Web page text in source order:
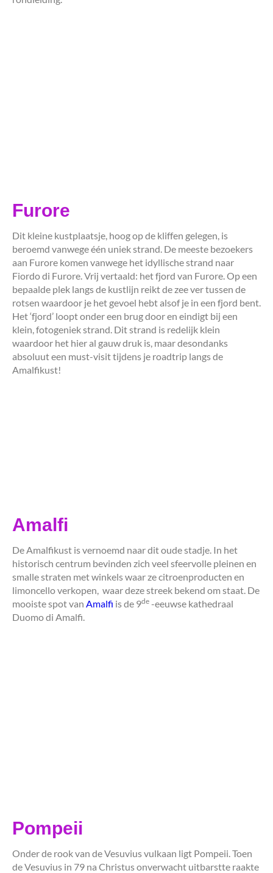
Furore
Dit kleine kustplaatsje, hoog op de kliffen gelegen, is
beroemd vanwege één uniek strand. De meeste bezoekers
aan Furore komen vanwege het idyllische strand naar
Fiordo di Furore. Vrij vertaald: het fjord van Furore. Op een
bepaalde plek langs de kustlijn reikt de zee ver tussen de
rotsen waardoor je het gevoel hebt alsof je in een fjord bent.
Het ‘fjord’ loopt onder een brug door en eindigt bij een
klein, fotogeniek strand. Dit strand is redelijk klein
waardoor het hier al gauw druk is, maar desondanks
absoluut een must-visit tijdens je roadtrip langs de
Amalfikust!
Amalfi
De Amalfikust is vernoemd naar dit oude stadje. In het
historisch centrum bevinden zich veel sfeervolle pleinen en
smalle straten met winkels waar ze citroenproducten en
limoncello verkopen, waar deze streek bekend om staat. De
mooiste spot van Amalfi is de 9de -eeuwse kathedraal
Duomo di Amalfi.
Pompeii
Onder de rook van de Vesuvius vulkaan ligt Pompeii. Toen
de Vesuvius in 79 na Christus onverwacht uitbarstte raakte